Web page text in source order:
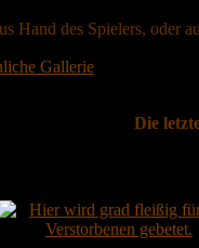
Hand des Spielers, oder
Gallerie
Die